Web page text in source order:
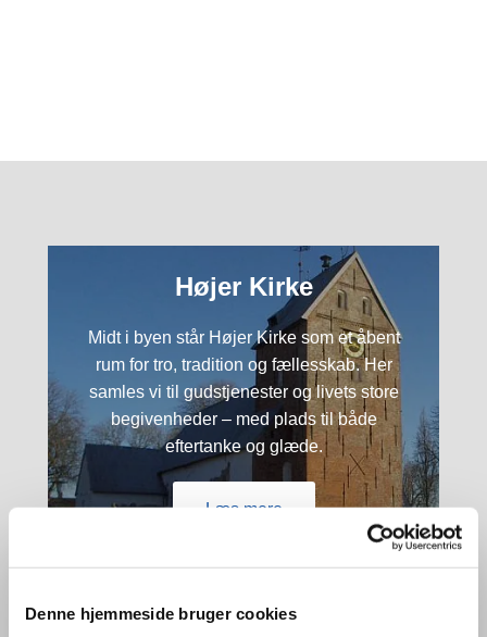
Denne hjemmeside bruger cookies
Højer Kirke
Midt i byen står Højer Kirke som et åbent
rum for tro, tradition og fællesskab. Her
samles vi til gudstjenester og livets store
begivenheder – med plads til både
eftertanke og glæde.
Læs mere